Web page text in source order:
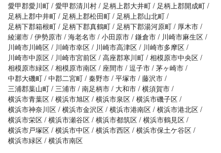
愛甲郡愛川町 愛甲郡清川村 足柄上郡大井町
足柄上郡開成町
足柄上郡中井町
足柄上郡松田町
足柄上郡山北町
足柄下郡箱根町
足柄下郡真鶴町 足柄下郡湯河原町
厚木市
綾瀬市 伊勢原市 海老名市 小田原市 鎌倉市
川崎市麻生区
川崎市川崎区
川崎市幸区 川崎市高津区
川崎市多摩区
川崎市中原区
川崎市宮前区 高座郡寒川町 相模原市中央区
相模原市緑区 相模原市南区 座間市 逗子市 茅ヶ崎市
中郡大磯町 中郡二宮町 秦野市 平塚市 藤沢市
三浦郡葉山町 三浦市 南足柄市 大和市 横須賀市
横浜市青葉区 横浜市旭区 横浜市泉区 横浜市磯子区
横浜市神奈川区 横浜市金沢区 横浜市港南区 横浜市港北区
横浜市栄区 横浜市瀬谷区 横浜市都筑区 横浜市鶴見区
横浜市戸塚区 横浜市中区 横浜市西区 横浜市保土ケ谷区
横浜市緑区 横浜市南区